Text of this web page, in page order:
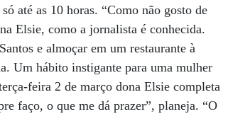
até as 10 horas. “Como não gosto de
Elsie, como a jornalista é conhecida.
e almoçar em um restaurante à
Um hábito instigante para uma mulher
feira 2 de março dona Elsie completa
faço, o que me dá prazer”, planeja. “O